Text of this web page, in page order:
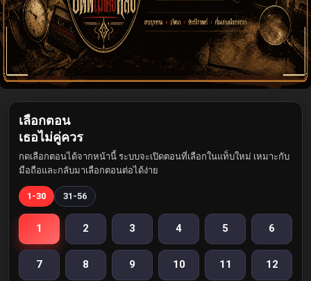
เลือกตอน
เธอไม่คู่ควร
กดเลือกตอนได้จากหน้านี้ ระบบจะเปิดตอนที่เลือกในแท็บใหม่ เหมาะกับ
มือถือและกลับมาเลือกตอนต่อได้ง่าย
1-30 31-56
1 2 3 4 5 6
7 8 9 10 11 12